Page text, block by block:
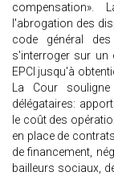
compensation».
l'abrogation des
code général
s'interroger sur un
EPCI jusqu'à
La Cour
délégataires:
le coût des
en place de
de financement,
bailleurs sociaux,